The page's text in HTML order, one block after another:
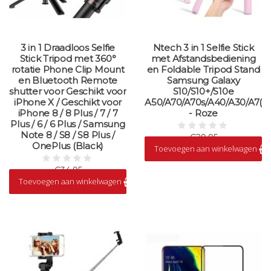
3 in 1 Draadloos Selfie
Stick Tripod met 360°
rotatie Phone Clip Mount
en Bluetooth Remote
shutter voor Geschikt voor
iPhone X / Geschikt voor
iPhone 8 / 8 Plus / 7 / 7
Plus / 6 / 6 Plus / Samsung
Note 8 / S8 / S8 Plus /
OnePlus (Black)
€34,95
Op voorraad
Toevoegen aan winkelwagen
Ntech 3 in 1 Selfie Stick
met Afstandsbediening
en Foldable Tripod Stand
Samsung Galaxy
S10/S10+/S10e
A50/A70/A70s/A40/A30/
- Roze
€29,95
Op voorraad
Toevoegen aan winkelwagen